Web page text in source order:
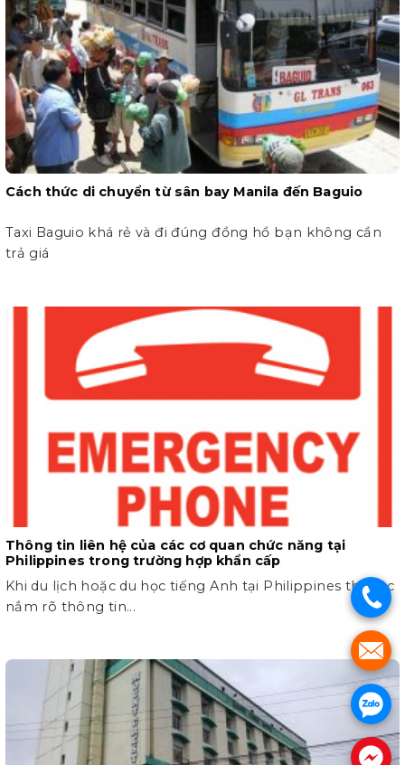
Cách thức di chuyển từ sân bay Manila đến Baguio
Taxi Baguio khá rẻ và đi đúng đồng hồ bạn không cần
trả giá
Thông tin liên hệ của các cơ quan chức năng tại
Philippines trong trường hợp khẩn cấp
Khi du lịch hoặc du học tiếng Anh tại Philippines thì việc
nắm rõ thông tin...
.
.
.
.